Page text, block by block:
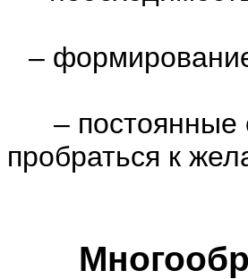
–формирование
– постоянные
пробраться к